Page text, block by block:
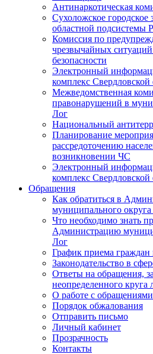
Антинаркотическая
Сухоложское городское
областной подсистемы
Комиссия по
чрезвычайных
безопасности
Электронный
комплекс Cвердловской
Межведомственная
правонарушений в
Лог
Национальный
Планирование
рассредоточению
возникновении ЧС
Электронный
комплекс Свердловской
Обращения
Как обратиться в
муниципального
Что необходимо знать
Администрацию
Лог
График приема
Законодательство в
Ответы на обращения,
неопределенного круга
О работе с
Порядок обжалования
Отправить письмо
Личный кабинет
Прозрачность
Контакты